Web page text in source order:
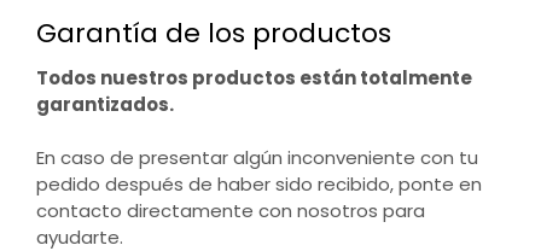
Garantía de los productos
Todos nuestros productos están totalmente
garantizados.
En caso de presentar algún inconveniente con tu
pedido después de haber sido recibido, ponte en
contacto directamente con nosotros para
ayudarte.